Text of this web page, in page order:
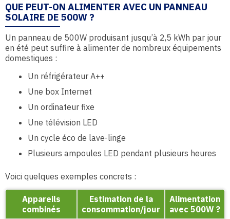
QUE PEUT-ON ALIMENTER AVEC UN PANNEAU
SOLAIRE DE 500W ?
Un panneau de 500W produisant jusqu’à 2,5 kWh par jour
en été peut suffire à alimenter de nombreux équipements
domestiques :
Un réfrigérateur A++
Une box Internet
Un ordinateur fixe
Une télévision LED
Un cycle éco de lave-linge
Plusieurs ampoules LED pendant plusieurs heures
Voici quelques exemples concrets :
Appareils
combinés
Estimation de la
consommation/jour
Alimentation
avec 500W ?